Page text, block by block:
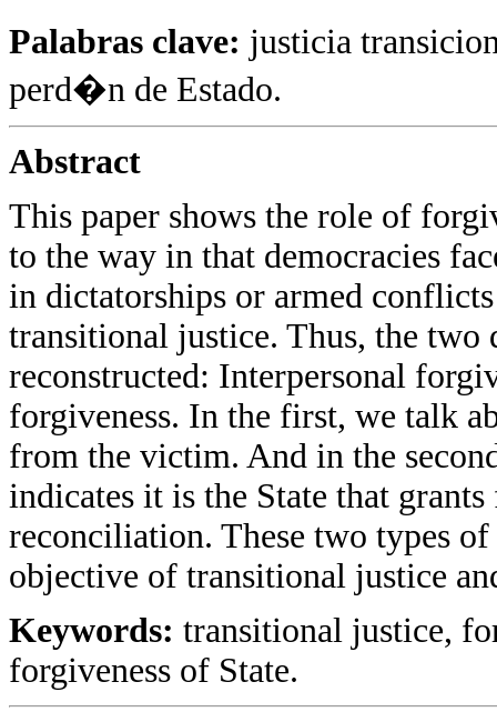
Palabras clave: justicia
perd�n de Estado.
Abstract
This paper shows the role of
to the way in that democracies
in dictatorships or armed
transitional justice. Thus, the two
reconstructed: Interpersonal
forgiveness. In the first, we talk
from the victim. And in the
indicates it is the State that
reconciliation. These two types
objective of transitional justice
Keywords: transitional justice,
forgiveness of State.